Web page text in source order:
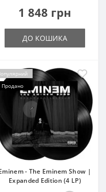
1 848 грн
ДО КОШИКА
Продано
- The Eminem Show |
Expanded Edition (4 LP)